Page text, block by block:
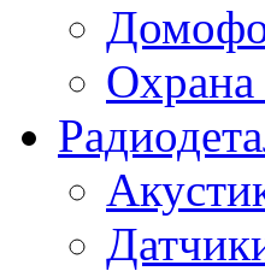
Охрана